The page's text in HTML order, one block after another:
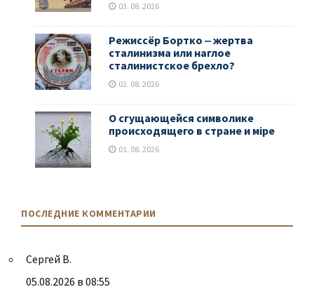
03. 08. 2026
Режиссёр Бортко ‒ жертва
сталинизма или наглое
сталинистское брехло?
02. 08. 2026
О сгущающейся символике
происходящего в стране и мiре
01. 08. 2026
ПОСЛЕДНИЕ КОММЕНТАРИИ
Сергей В.
05.08.2026 в 08:55